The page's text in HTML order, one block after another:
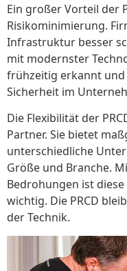
Ein großer Vorteil der
Risikominimierung.
Infrastruktur besser
mit modernster
frühzeitig erkannt
Sicherheit im
Die Flexibilität der
Partner. Sie bietet
unterschiedliche
Größe und Branche.
Bedrohungen ist
wichtig. Die PRCD
der Technik.